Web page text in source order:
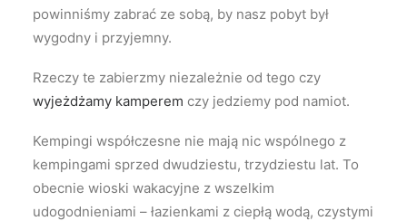
powinniśmy zabrać ze sobą, by nasz pobyt był
wygodny i przyjemny.
Rzeczy te zabierzmy niezależnie od tego czy
wyjeżdżamy kamperem czy jedziemy pod namiot.
Kempingi współczesne nie mają nic wspólnego z
kempingami sprzed dwudziestu, trzydziestu lat. To
obecnie wioski wakacyjne z wszelkim
udogodnieniami – łazienkami z ciepłą wodą, czystymi